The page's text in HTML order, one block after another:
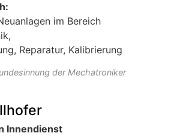
im Bereich
Reparatur, Kalibrierung
der Mechatroniker
Innendienst